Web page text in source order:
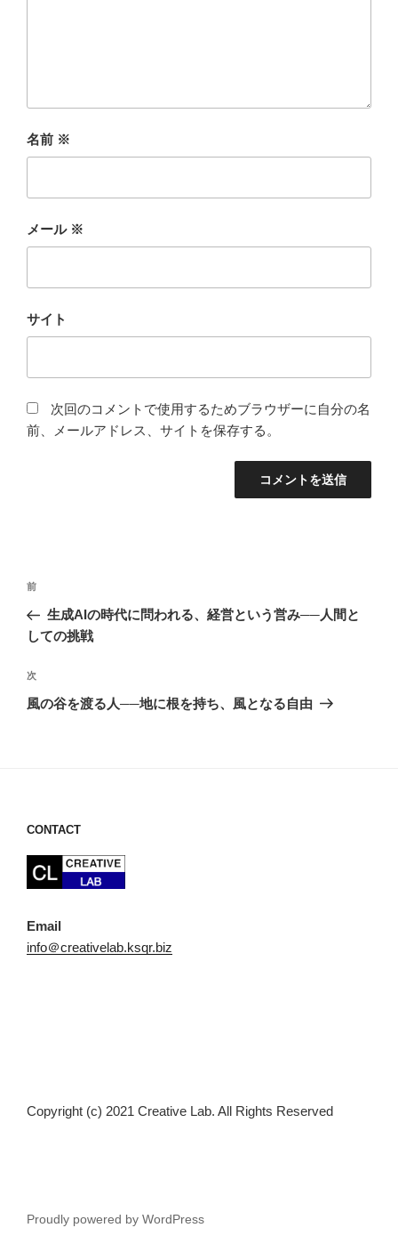
名前 ※
メール ※
サイト
次回のコメントで使用するためブラウザーに自分の名
前、メールアドレス、サイトを保存する。
投
ナ
ゲ
ー
前
の
投
前
生成AIの時代に問われる、経営という営み──人間と
しての挑戦
次
の
次
風の谷を渡る人──地に根を持ち、風となる自由
CONTACT
Email
info＠creativelab.ksqr.biz
Copyright (c) 2021 Creative Lab. All Rights Reserved
Proudly powered by WordPress